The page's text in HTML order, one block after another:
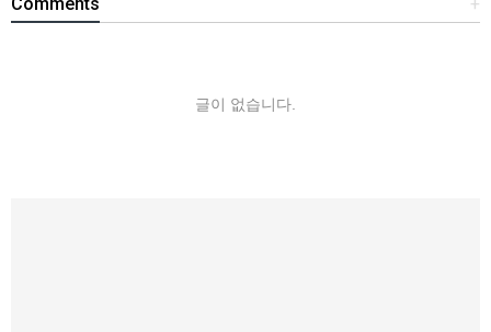
+
Comments
글이 없습니다.